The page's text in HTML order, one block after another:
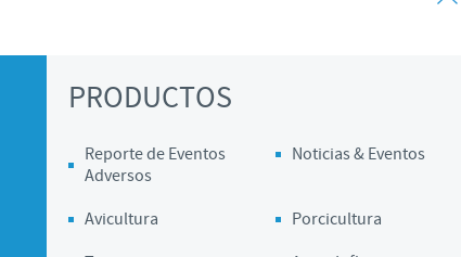
PRODUCTOS
Reporte de Eventos
Adversos
Noticias & Eventos
Avicultura
Porcicultura